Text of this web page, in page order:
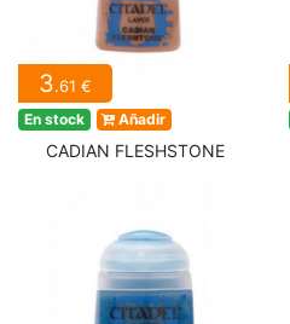
3.61 €
En stock Añadir
CADIAN FLESHSTONE